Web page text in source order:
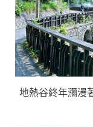
地熱谷終年瀰漫